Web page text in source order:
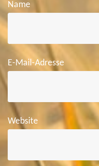
Name
E-Mail-Adresse
Website